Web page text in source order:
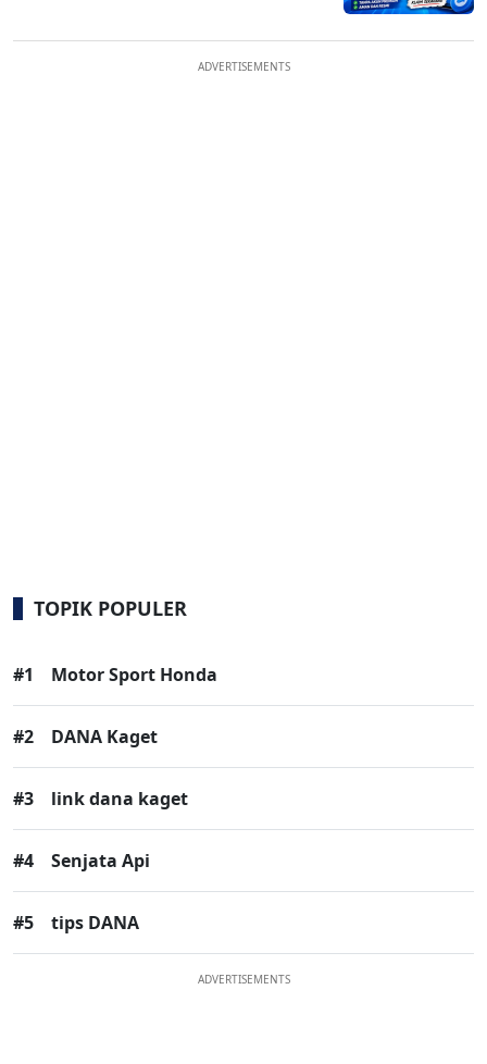
ADVERTISEMENTS
TOPIK POPULER
#1 Motor Sport Honda
#2 DANA Kaget
#3 link dana kaget
#4 Senjata Api
#5 tips DANA
ADVERTISEMENTS